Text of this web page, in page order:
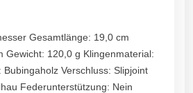
Gesamtlänge: 19,0 cm
Gewicht: 120,0 g Klingenmaterial:
Verschluss: Slipjoint
Federunterstützung: Nein